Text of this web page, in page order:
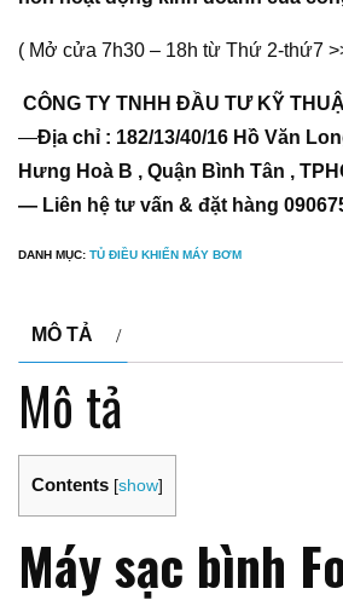
( Mở cửa 7h30 – 18h từ Thứ 2-thứ7
CÔNG TY TNHH ĐẦU TƯ KỸ
—Địa chỉ : 182/13/40/16 Hồ Văn
Hưng Hoà B , Quận Bình Tân ,
— Liên hệ tư vấn & đặt hàng
DANH MỤC: TỦ ĐIỀU KHIỂN MÁY BƠM
MÔ TẢ
Mô tả
Contents [show]
Máy sạc bình